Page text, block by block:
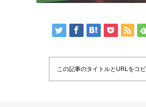
この記事のタイトルとURLをコ